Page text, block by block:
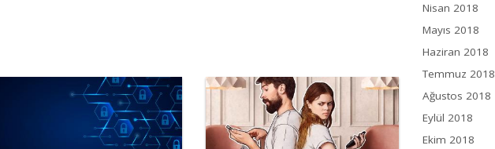
Nisan 2018
Mayıs 2018
Haziran 2018
Temmuz 2018
Ağustos 2018
Eylül 2018
Ekim 2018